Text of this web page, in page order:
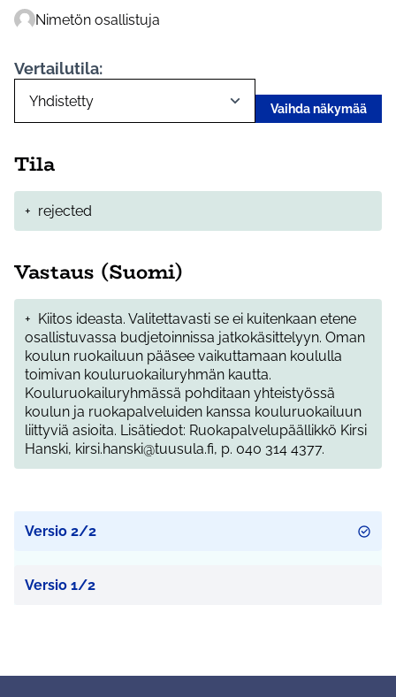
Nimetön osallistuja
Vertailutila:
Vaihda näkymää
Tila
+ rejected
Vastaus (Suomi)
+ Kiitos ideasta. Valitettavasti se ei kuitenkaan etene
osallistuvassa budjetoinnissa jatkokäsittelyyn. Oman
koulun ruokailuun pääsee vaikuttamaan koululla
toimivan kouluruokailuryhmän kautta.
Kouluruokailuryhmässä pohditaan yhteistyössä
koulun ja ruokapalveluiden kanssa kouluruokailuun
liittyviä asioita. Lisätiedot: Ruokapalvelupäällikkö Kirsi
Hanski, kirsi.hanski@tuusula.fi, p. 040 314 4377.
Versio 2/2
Versio 1/2